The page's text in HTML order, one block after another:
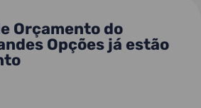
Orçamento do
Opções já estão